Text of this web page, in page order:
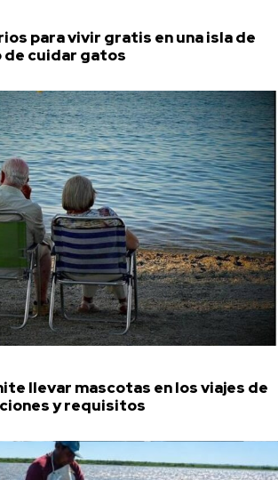
para vivir gratis en una isla de
de cuidar gatos
llevar mascotas en los viajes de
y requisitos